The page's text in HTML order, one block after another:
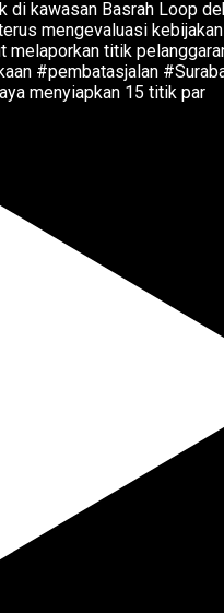
menyiapkan 15 titik par